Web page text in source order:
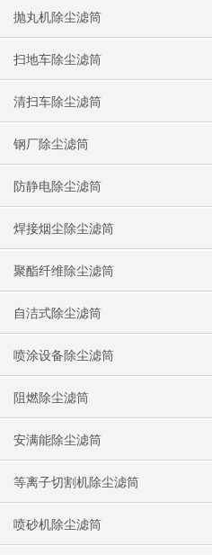
抛丸机除尘滤筒
扫地车除尘滤筒
清扫车除尘滤筒
钢厂除尘滤筒
防静电除尘滤筒
焊接烟尘除尘滤筒
聚酯纤维除尘滤筒
自洁式除尘滤筒
喷涂设备除尘滤筒
阻燃除尘滤筒
安满能除尘滤筒
等离子切割机除尘滤筒
喷砂机除尘滤筒